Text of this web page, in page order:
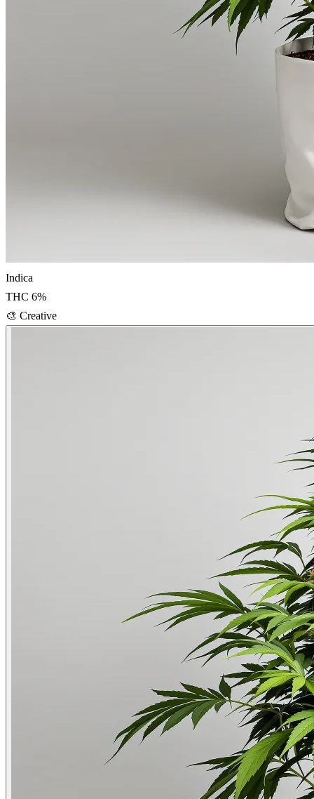
Indica
THC 6%
🎨 Creative